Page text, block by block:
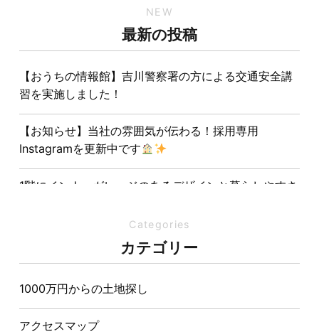
NEW
最新の投稿
【おうちの情報館】吉川警察署の方による交通安全講
習を実施しました！
【お知らせ】当社の雰囲気が伝わる！採用専用
Instagramを更新中です
1階にインナーガレージのあるデザインと暮らしやすさ
夏の熱中症対策は家づくりから。屋根・壁・基礎の構
造が快適さをつくる理由
【埼玉県経営品質知事賞】大野知事へ受賞のご報告と
表敬訪問を行いました
Categories
カテゴリー
1000万円からの土地探し
アクセスマップ